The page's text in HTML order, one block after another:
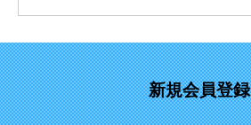
新規会員登録